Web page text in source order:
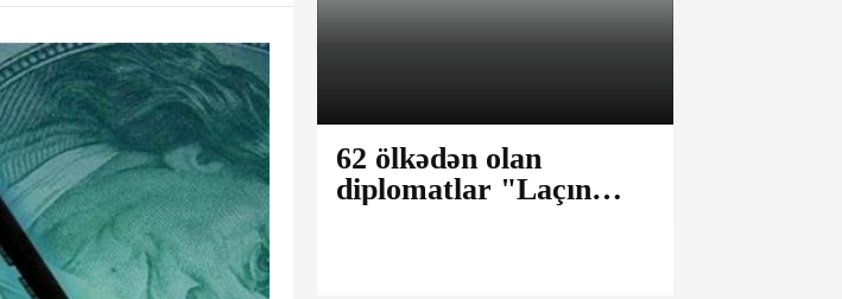
62 ölkədən olan
diplomatlar "Laçın